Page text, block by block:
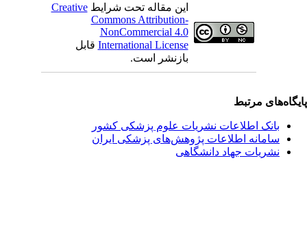
این مقاله تحت شرایطCreative
Commons Attribution-
NonCommercial 4.0
International Licenseقابل
بازنشر است.
مرتبط
بانک اطلاعات نشریات علوم پزشکی کشور
سامانه اطلاعات پژوهش‌های پزشکی ایران
نشریات جهاد دانشگاهی